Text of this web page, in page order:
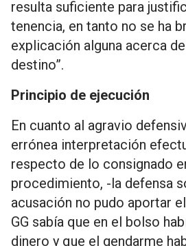
resulta suficiente para
tenencia, en tanto no se ha
explicación alguna acerca
destino”.
Principio de ejecución
En cuanto al agravio
errónea interpretación
respecto de lo consignado
procedimiento, -la defensa
acusación no pudo aportar
GG sabía que en el bolso
dinero y que el gendarme